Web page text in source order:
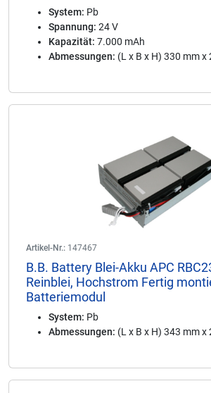
System: Pb
Spannung: 24 V
Kapazität: 7.000 mAh
Abmessungen: (L x B x H) 330 mm
Artikel-Nr.: 147467
B.B. Battery Blei-Akku APC
Reinblei, Hochstrom Fertig
Batteriemodul
System: Pb
Abmessungen: (L x B x H) 343 mm